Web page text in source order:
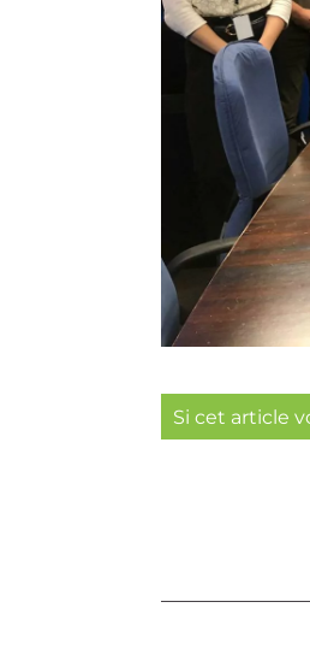
Si cet article